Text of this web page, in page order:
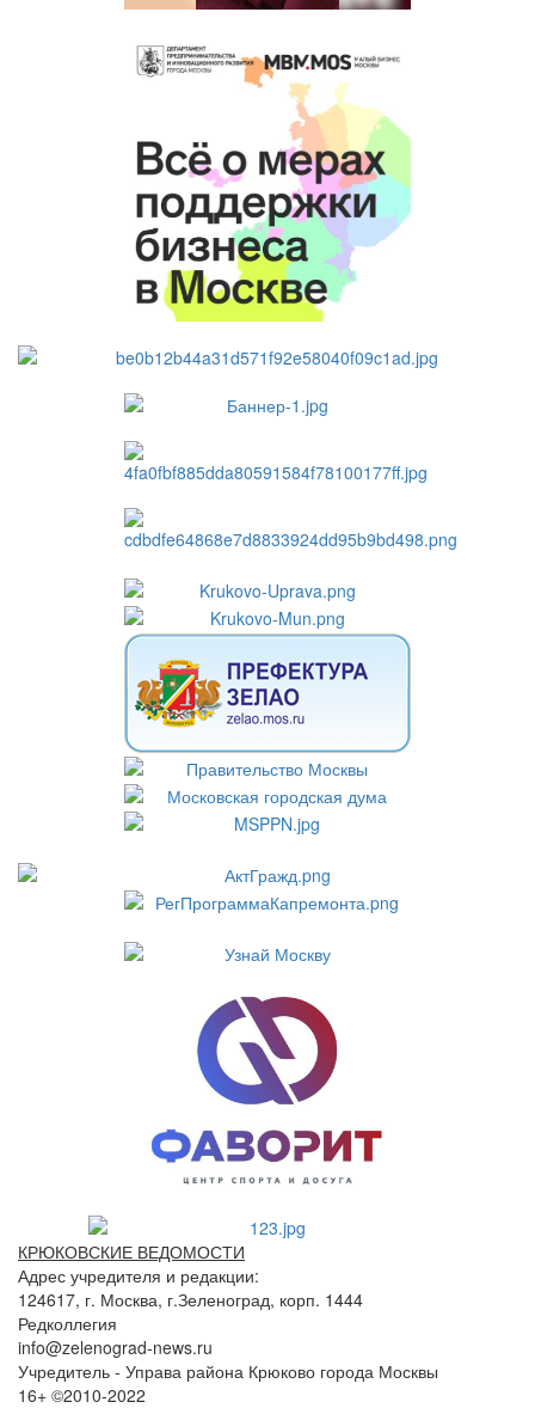
КРЮКОВСКИЕ ВЕДОМОСТИ
Адрес учредителя и редакции:
124617, г. Москва, г.Зеленоград, корп. 1444
Редколлегия
info@zelenograd-news.ru
Учредитель - Управа района Крюково города Москвы
16+ ©2010-2022